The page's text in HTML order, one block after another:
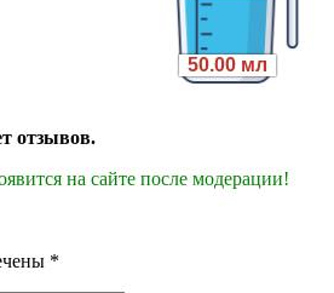
50.00 мл
отзывов.
на сайте после модерации!
*